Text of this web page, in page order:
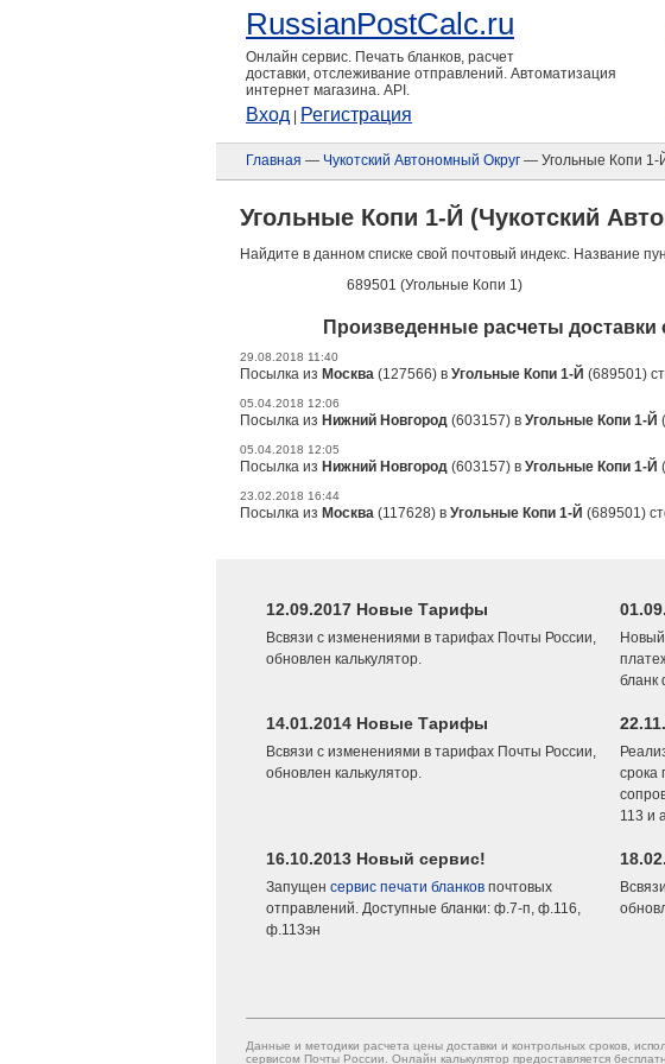
RussianPostCalc.ru
Онлайн сервис. Печать бланков, расчет
доставки, отслеживание отправлений. Автоматизация
интернет магазина. API.
Вход Регистрация
Главная — Чукотский Автономный Округ — Угольные Копи 1-
Угольные Копи 1-Й (Чукотский
Найдите в данном списке свой почтовый индекс. Название
689501 (Угольные Копи 1)
Произведенные расчеты
29.08.2018 11:40
Посылка из Москва (127566) в Угольные Копи 1-Й (689501)
05.04.2018 12:06
Посылка из Нижний Новгород (603157) в Угольные Копи 1-Й
05.04.2018 12:05
Посылка из Нижний Новгород (603157) в Угольные Копи 1-Й
23.02.2018 16:44
Посылка из Москва (117628) в Угольные Копи 1-Й (689501)
12.09.2017 Новые Тарифы
Всвязи с изменениями в тарифах Почты России,
обновлен калькулятор.
бланк
14.01.2014 Новые Тарифы
Всвязи с изменениями в тарифах Почты России,
обновлен калькулятор.
срока
113 и
16.10.2013 Новый сервис!
Запущен сервис печати бланков почтовых
отправлений. Доступные бланки: ф.7-п, ф.116,
ф.113эн
Данные и методики расчета цены доставки и контрольных сроков,
сервисом Почты России. Онлайн калькулятор предоставляется